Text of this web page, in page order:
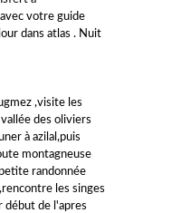
votre guide
dans atlas . Nuit
,visite les
des oliviers
à azilal,puis
montagneuse
randonnée
les singes
début de l'apres